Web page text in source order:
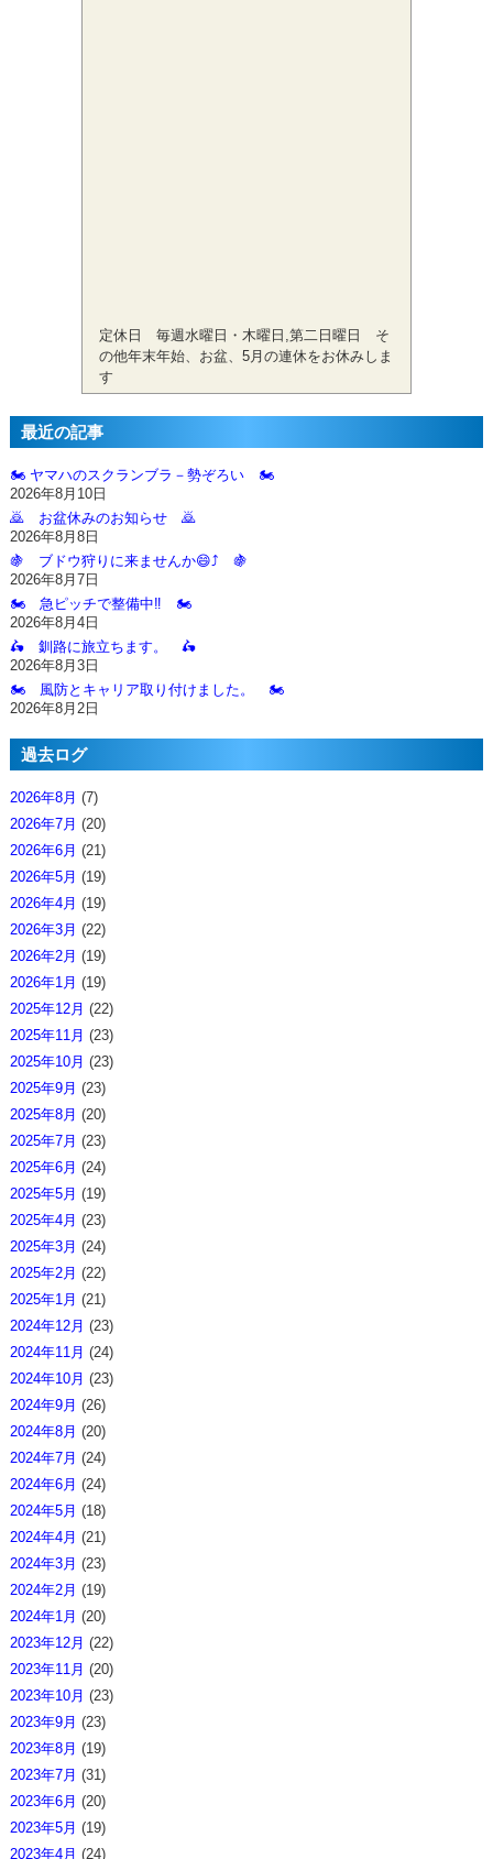
定休日 毎週水曜日・木曜日,第二日曜日 そ
の他年末年始、お盆、5月の連休をお休みしま
す
最近の記事
🏍️ ヤマハのスクランブラ－勢ぞろい 🏍️
2026年8月10日
🙇‍ お盆休みのお知らせ 🙇‍
2026年8月8日
🍇 ブドウ狩りに来ませんか😄⤴️ 🍇
2026年8月7日
🏍️ 急ピッチで整備中‼️ 🏍️
2026年8月4日
🛵 釧路に旅立ちます。 🛵
2026年8月3日
🏍️ 風防とキャリア取り付けました。 🏍️
2026年8月2日
過去ログ
2026年8月 (7)
2026年7月 (20)
2026年6月 (21)
2026年5月 (19)
2026年4月 (19)
2026年3月 (22)
2026年2月 (19)
2026年1月 (19)
2025年12月 (22)
2025年11月 (23)
2025年10月 (23)
2025年9月 (23)
2025年8月 (20)
2025年7月 (23)
2025年6月 (24)
2025年5月 (19)
2025年4月 (23)
2025年3月 (24)
2025年2月 (22)
2025年1月 (21)
2024年12月 (23)
2024年11月 (24)
2024年10月 (23)
2024年9月 (26)
2024年8月 (20)
2024年7月 (24)
2024年6月 (24)
2024年5月 (18)
2024年4月 (21)
2024年3月 (23)
2024年2月 (19)
2024年1月 (20)
2023年12月 (22)
2023年11月 (20)
2023年10月 (23)
2023年9月 (23)
2023年8月 (19)
2023年7月 (31)
2023年6月 (20)
2023年5月 (19)
2023年4月 (24)